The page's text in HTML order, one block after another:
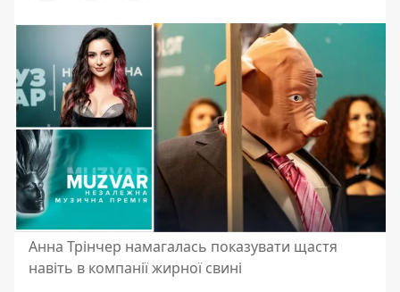
Анна Трінчер намагалась показувати щастя
навіть в компанії жирної свині